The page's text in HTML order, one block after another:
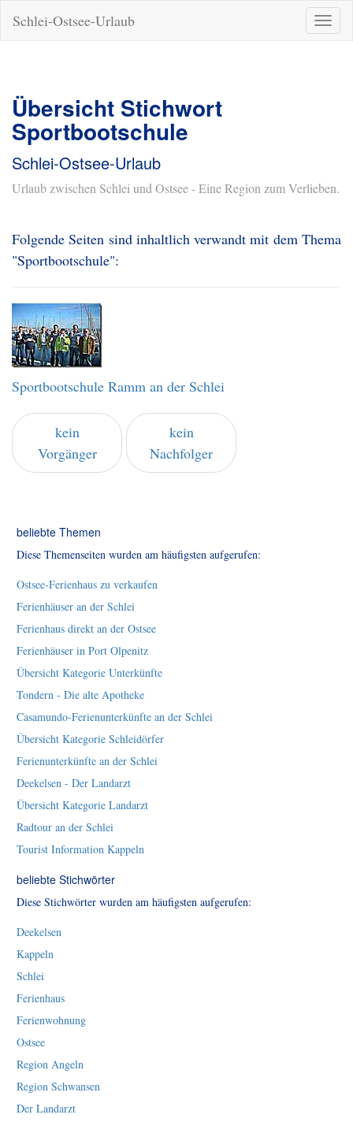
ein-/
Schlei-Ostsee-Urlaub
Übersicht Stichwort
Sportbootschule
Schlei-Ostsee-Urlaub
Urlaub zwischen Schlei und Ostsee - Eine Region zum Verlieben.
Folgende Seiten sind inhaltlich verwandt mit dem Thema
"Sportbootschule":
Sportbootschule Ramm an der Schlei
kein
Vorgänger
kein
Nachfolger
beliebte Themen
Diese Themenseiten wurden am häufigsten aufgerufen:
Ostsee-Ferienhaus zu verkaufen
Ferienhäuser an der Schlei
Ferienhaus direkt an der Ostsee
Ferienhäuser in Port Olpenitz
Übersicht Kategorie Unterkünfte
Tondern - Die alte Apotheke
Casamundo-Ferienunterkünfte an der Schlei
Übersicht Kategorie Schleidörfer
Ferienunterkünfte an der Schlei
Deekelsen - Der Landarzt
Übersicht Kategorie Landarzt
Radtour an der Schlei
Tourist Information Kappeln
beliebte Stichwörter
Diese Stichwörter wurden am häufigsten aufgerufen:
Deekelsen
Kappeln
Schlei
Ferienhaus
Ferienwohnung
Ostsee
Region Angeln
Region Schwansen
Der Landarzt